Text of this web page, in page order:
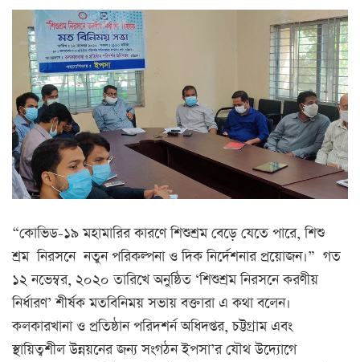
“কোভিড-১৯ মহামারির কারণে শিশুশ্রম বেড়ে যেতে পারে, শিশু
শ্রম নিরসনে নতুন পরিকল্পনা ও দিক নির্দেশনার প্রয়োজন।” গত
১২ নভেম্বর, ২০২০ তারিখে অনুষ্ঠিত ‘শিশুশ্রম নিরসনে করণীয়
নির্ধারণ’ শীর্ষক মতবিনিময় সভায় বক্তারা এ কথা বলেন।
কলকারখানা ও প্রতিষ্ঠান পরিদশর্ন অধিদপ্তর, চট্টগ্রাম এবং
স্থায়িত্বশীল উন্নয়নের জন্য সংগঠন ইপসা’র যৌথ উদ্যোগে